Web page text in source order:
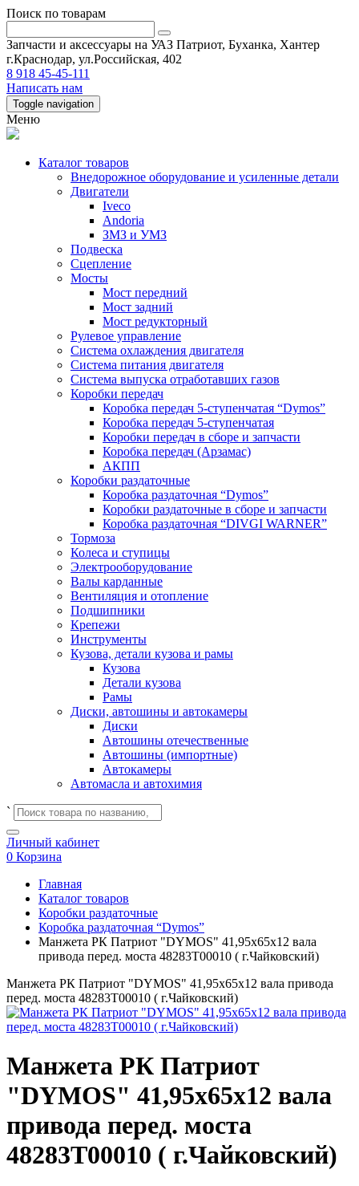
Поиск по товарам
Запчасти и аксессуары на УАЗ Патриот, Буханка, Хантер
г.Краснодар, ул.Российская, 402
8 918 45-45-111
Написать нам
Toggle navigation
Меню
Каталог товаров
Внедорожное оборудование и усиленные детали
Двигатели
Iveco
Andoria
ЗМЗ и УМЗ
Подвеска
Сцепление
Мосты
Мост передний
Мост задний
Мост редукторный
Рулевое управление
Система охлаждения двигателя
Система питания двигателя
Система выпуска отработавших газов
Коробки передач
Коробка передач 5-ступенчатая “Dymos”
Коробка передач 5-ступенчатая
Коробки передач в сборе и запчасти
Коробка передач (Арзамас)
АКПП
Коробки раздаточные
Коробка раздаточная “Dymos”
Коробки раздаточные в сборе и запчасти
Коробка раздаточная “DIVGI WARNER”
Тормоза
Колеса и ступицы
Электрооборудование
Валы карданные
Вентиляция и отопление
Подшипники
Крепежи
Инструменты
Кузова, детали кузова и рамы
Кузова
Детали кузова
Рамы
Диски, автошины и автокамеры
Диски
Автошины отечественные
Автошины (импортные)
Автокамеры
Автомасла и автохимия
`
Личный кабинет
0 Корзина
Главная
Каталог товаров
Коробки раздаточные
Коробка раздаточная “Dymos”
Манжета РК Патриот "DYMOS" 41,95х65х12 вала
привода перед. моста 48283Т00010 ( г.Чайковский)
Манжета РК Патриот "DYMOS" 41,95х65х12 вала привода
перед. моста 48283Т00010 ( г.Чайковский)
Манжета РК Патриот
"DYMOS" 41,95х65х12 вала
привода перед. моста
48283Т00010 ( г.Чайковский)